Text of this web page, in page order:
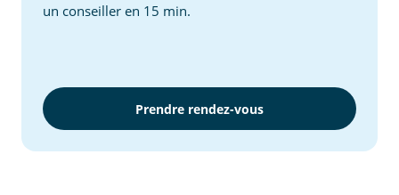
un conseiller en 15 min.
Prendre rendez-vous